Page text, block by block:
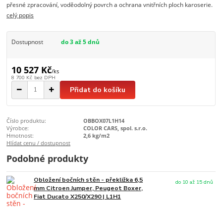
přesné zpracování, voděodolný povrch a ochrana vnitřních ploch karoserie.
celý popis
Dostupnost do 3 až 5 dnů
10 527 Kč/ks
8 700 Kč bez DPH
Přidat do košíku
Číslo produktu:
OBBOX07L1H14
Výrobce:
COLOR CARS, spol. s.r.o.
Hmotnost:
2,6 kg/m2
Hlídat cenu / dostupnost
Podobné produkty
Obložení bočních stěn - překližka 6,5
mm Citroen Jumper, Peugeot Boxer,
Fiat Ducato X250/X290 | L1H1
do 10 až 15 dnů